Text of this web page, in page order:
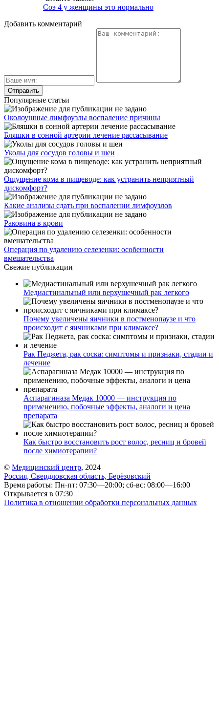
Соэ 4 у женщины это нормально
Добавить комментарий
Популярные статьи
Околоушные лимфоузлы воспаление причины
Бляшки в сонной артерии лечение рассасывание
Уколы для сосудов головы и шеи
Ощущение кома в пищеводе: как устранить неприятный
дискомфорт?
Какие анализы сдать при воспалении лимфоузлов
Раковина в крови
Операция по удалению селезенки: особенности
вмешательства
Свежие публикации
Медиастинальный или верхушечный рак легкого
Почему увеличены яичники в постменопаузе и что
происходит с яичниками при климаксе?
Рак Педжета, рак соска: симптомы и признаки, стадии и
лечение
Аспарагиназа Медак 10000 — инструкция по
применению, побочные эффекты, аналоги и цена
препарата
Как быстро восстановить рост волос, ресниц и бровей
после химиотерапии?
© Медицинский центр, 2024
Россия, Свердловская область, Берёзовский
Время работы: Пн-пт: 07:30—20:00; сб-вс: 08:00—16:00
Открывается в 07:30
Политика в отношении обработки персональных данных